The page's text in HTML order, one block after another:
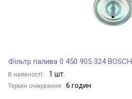
Фільтр палива 0 450 905 324 BOSCH
В наявності: 1 шт.
Термін очікування: 6 годин